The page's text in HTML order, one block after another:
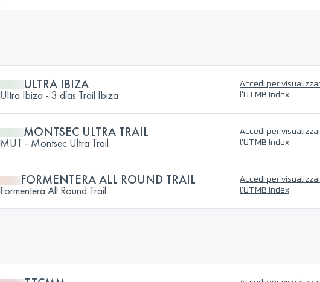
ULTRA IBIZA
Ultra Ibiza - 3 días Trail Ibiza
Accedi per
l'UTMB Index
MONTSEC ULTRA TRAIL
MUT - Montsec Ultra Trail
Accedi per
l'UTMB Index
FORMENTERA ALL ROUND TRAIL
Formentera All Round Trail
Accedi per
l'UTMB Index